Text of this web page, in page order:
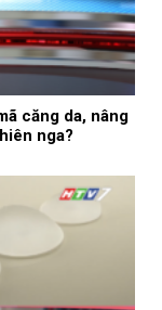
căng da, nâng
nga?